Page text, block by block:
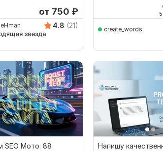
от 750 ₽
4.8 (21) create_words
SEO Мото: 88
Напишу